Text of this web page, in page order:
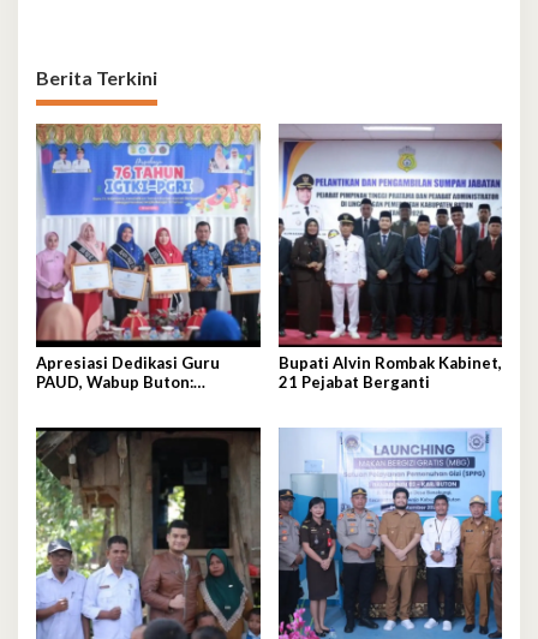
Berita Terkini
Apresiasi Dedikasi Guru
PAUD, Wabup Buton:
Bupati Alvin Rombak Kabinet,
21 Pejabat Berganti